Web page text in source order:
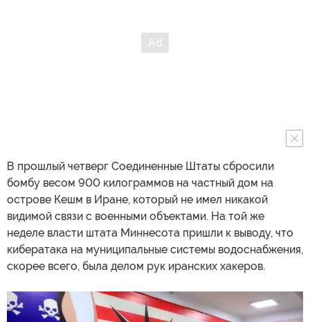
В прошлый четверг Соединенные Штаты сбросили
бомбу весом 900 килограммов на частный дом на
острове Кешм в Иране, который не имел никакой
видимой связи с военными объектами. На той же
неделе власти штата Миннесота пришли к выводу, что
кибератака на муниципальные системы водоснабжения,
скорее всего, была делом рук иранских хакеров.